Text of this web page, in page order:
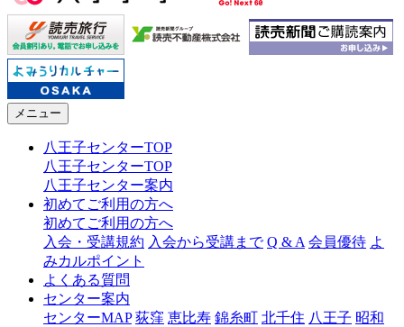
メニュー
八王子センターTOP
八王子センターTOP
八王子センター案内
初めてご利用の方へ
初めてご利用の方へ
入会・受講規約 入会から受講まで Q & A 会員優待 よ
みカルポイント
よくある質問
センター案内
センターMAP 荻窪 恵比寿 錦糸町 北千住 八王子 昭和